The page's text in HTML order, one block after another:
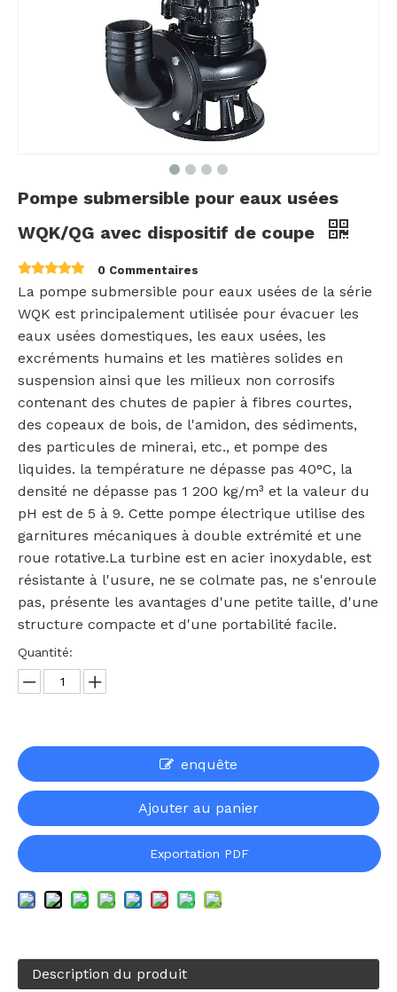
Pompe submersible pour eaux usées
WQK/QG avec dispositif de coupe
0 Commentaires
La pompe submersible pour eaux usées de la série
WQK est principalement utilisée pour évacuer les
eaux usées domestiques, les eaux usées, les
excréments humains et les matières solides en
suspension ainsi que les milieux non corrosifs
contenant des chutes de papier à fibres courtes,
des copeaux de bois, de l'amidon, des sédiments,
des particules de minerai, etc., et pompe des
liquides. la température ne dépasse pas 40°C, la
densité ne dépasse pas 1 200 kg/m³ et la valeur du
pH est de 5 à 9. Cette pompe électrique utilise des
garnitures mécaniques à double extrémité et une
roue rotative.La turbine est en acier inoxydable, est
résistante à l'usure, ne se colmate pas, ne s'enroule
pas, présente les avantages d'une petite taille, d'une
structure compacte et d'une portabilité facile.
Quantité:
enquête
Ajouter au panier
Exportation PDF
Description du produit